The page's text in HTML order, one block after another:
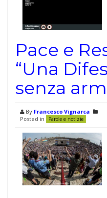
Pace e
“Una
senza
By Francesco Vignarca
Posted in
Parole e notizie